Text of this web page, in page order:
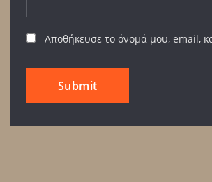
Αποθήκευσε το όνομά μου, email,